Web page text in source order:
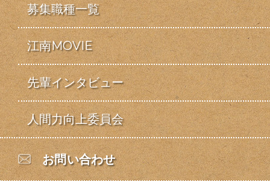
募集職種一覧
江南MOVIE
先輩インタビュー
人間力向上委員会
お問い合わせ